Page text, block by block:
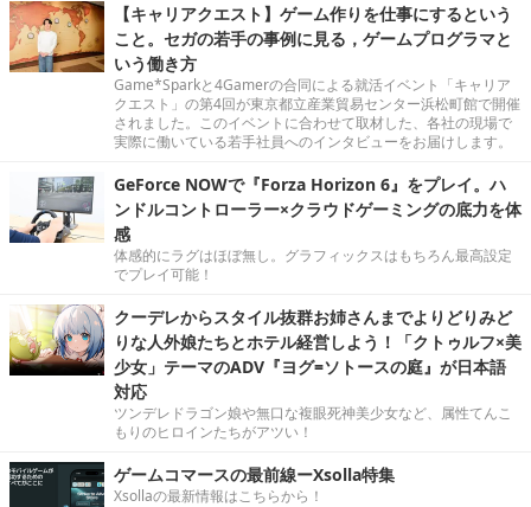
【キャリアクエスト】ゲーム作りを仕事にするという
こと。セガの若手の事例に見る，ゲームプログラマと
いう働き方
Game*Sparkと4Gamerの合同による就活イベント「キャリア
クエスト」の第4回が東京都立産業貿易センター浜松町館で開催
されました。このイベントに合わせて取材した、各社の現場で
実際に働いている若手社員へのインタビューをお届けします。
GeForce NOWで『Forza Horizon 6』をプレイ。ハ
ンドルコントローラー×クラウドゲーミングの底力を体
感
体感的にラグはほぼ無し。グラフィックスはもちろん最高設定
でプレイ可能！
クーデレからスタイル抜群お姉さんまでよりどりみど
りな人外娘たちとホテル経営しよう！「クトゥルフ×美
少女」テーマのADV『ヨグ=ソトースの庭』が日本語
対応
ツンデレドラゴン娘や無口な複眼死神美少女など、属性てんこ
もりのヒロインたちがアツい！
ゲームコマースの最前線ーXsolla特集
Xsollaの最新情報はこちらから！